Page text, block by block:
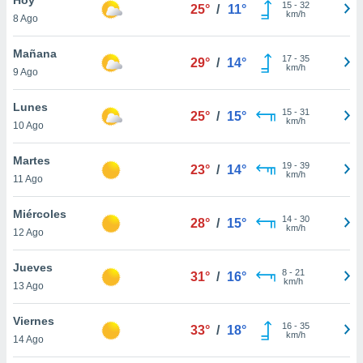
en
más
nuestra
de
cookies
aceptar
8 Ago
25° / 11° 15- 32
km/h
Mañana
9 Ago
29° / 14° 17- 35
km/h
Lunes
10 Ago
25° / 15° 15- 31
km/h
Martes
11 Ago
23° / 14° 19- 39
km/h
Miércoles
12 Ago
28° / 15° 14- 30
km/h
Jueves
13 Ago
31° / 16° 8- 21
km/h
Viernes
14 Ago
33° / 18° 16- 35
km/h